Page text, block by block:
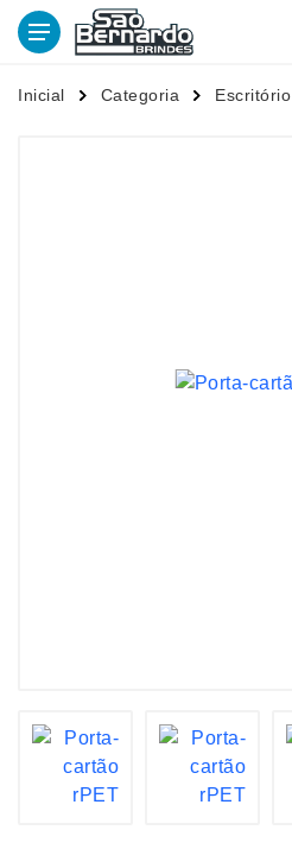
Inicial Categoria Escritório